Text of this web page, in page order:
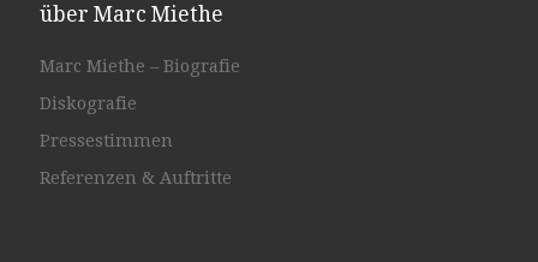
über Marc Miethe
Marc Miethe – Biografie
Diskografie
Pressestimmen
Referenzen & Auftritte